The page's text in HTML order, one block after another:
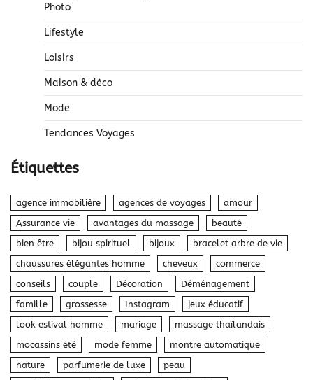
Photo
Lifestyle
Loisirs
Maison & déco
Mode
Tendances Voyages
Étiquettes
agence immobilière agences de voyages
amour
Assurance vie
avantages du massage
beauté
bien être
bijou spirituel bijoux
bracelet arbre de vie
chaussures élégantes homme
cheveux
commerce
conseils
couple Décoration
Déménagement
famille
grossesse Instagram
jeux éducatif
look estival homme
mariage
massage thaïlandais
mocassins été
mode femme
montre automatique
nature
parfumerie de luxe
peau